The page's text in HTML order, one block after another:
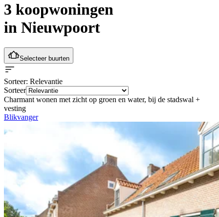
3 koopwoningen
in Nieuwpoort
Selecteer buurten
Sorteer: Relevantie
Sorteer
Charmant wonen met zicht op groen en water, bij de stadswal +
vesting
Blikvanger